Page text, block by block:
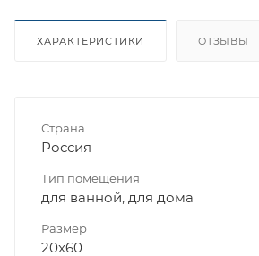
ХАРАКТЕРИСТИКИ ОТЗЫВЫ
Страна
Россия
Тип помещения
для ванной, для дома
Размер
20x60